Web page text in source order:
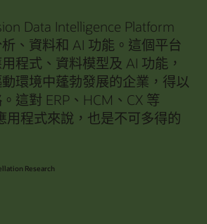
Data Intelligence Platform
、資料和 AI 功能。這個平台
程式、資料模型及 AI 功能，
環境中蓬勃發展的企業，得以
這對 ERP、HCM、CX 等
用程式來說，也是不可多得的
Research